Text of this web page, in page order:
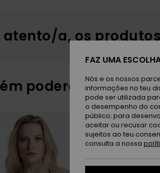
atento/a, os
poderás gostar
FAZ UMA
Nós e os nossos
informações no teu
pode ser utilizada
o desempenho do
público; para
aceitar ou recusar
sujeitos ao teu
consulta a nossa